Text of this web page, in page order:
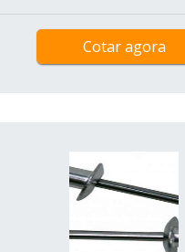
Cotar agora